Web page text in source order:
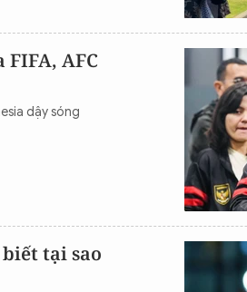
AFC
dậy sóng
tại sao